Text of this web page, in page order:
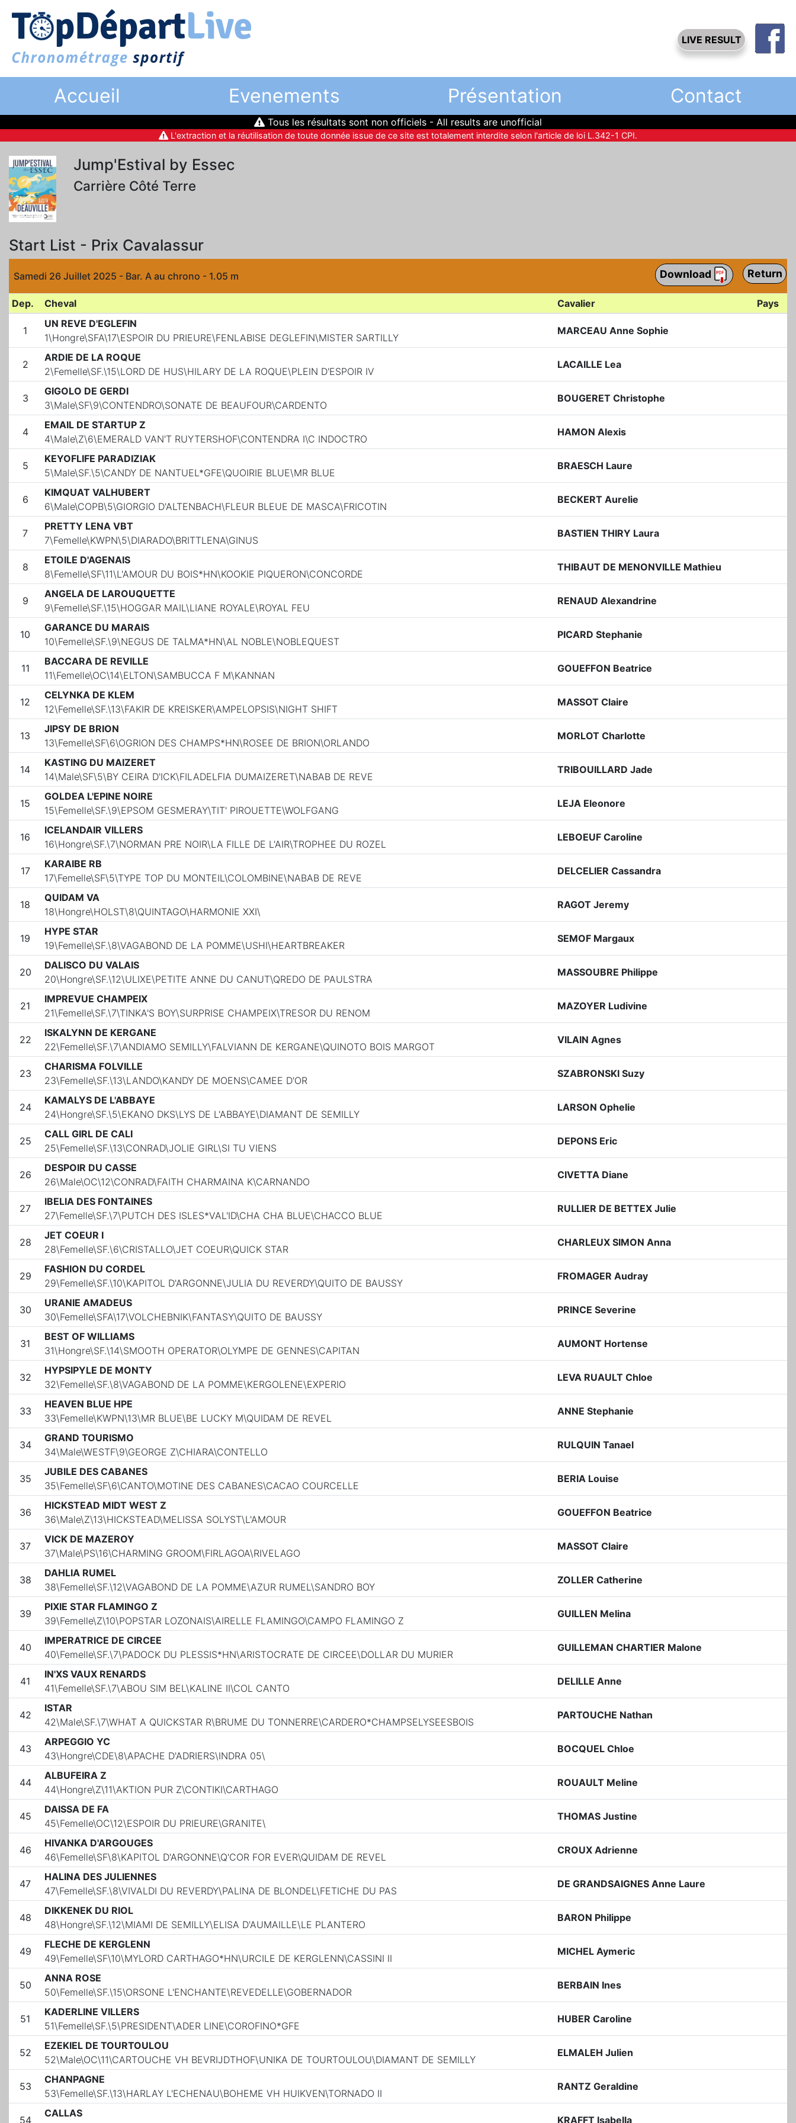
LIVE RESULT
Accueil Evenements Présentation Contact
Tous les résultats sont non officiels - All results are unofficial
L'extraction et la réutilisation de toute donnée issue de ce site est totalement interdite selon l'article de loi L.342-1 CPI.
Jump'Estival by Essec
Carrière Côté Terre
Start List - Prix Cavalassur
Samedi 26 Juillet 2025 - Bar. A au chrono - 1.05 m Download Return
Dep. Cheval Cavalier Pays
1
UN REVE D'EGLEFIN
1\Hongre\SFA\17\ESPOIR DU PRIEURE\FENLABISE DEGLEFIN\MISTER SARTILLY
MARCEAU Anne Sophie
2
ARDIE DE LA ROQUE
2\Femelle\SF.\15\LORD DE HUS\HILARY DE LA ROQUE\PLEIN D'ESPOIR IV
LACAILLE Lea
3
GIGOLO DE GERDI
3\Male\SF\9\CONTENDRO\SONATE DE BEAUFOUR\CARDENTO
BOUGERET Christophe
4
EMAIL DE STARTUP Z
4\Male\Z\6\EMERALD VAN'T RUYTERSHOF\CONTENDRA I\C INDOCTRO
HAMON Alexis
5
KEYOFLIFE PARADIZIAK
5\Male\SF.\5\CANDY DE NANTUEL*GFE\QUOIRIE BLUE\MR BLUE
BRAESCH Laure
6
KIMQUAT VALHUBERT
6\Male\COPB\5\GIORGIO D'ALTENBACH\FLEUR BLEUE DE MASCA\FRICOTIN
BECKERT Aurelie
7
PRETTY LENA VBT
7\Femelle\KWPN\5\DIARADO\BRITTLENA\GINUS
BASTIEN THIRY Laura
8
ETOILE D'AGENAIS
8\Femelle\SF\11\L'AMOUR DU BOIS*HN\KOOKIE PIQUERON\CONCORDE
THIBAUT DE MENONVILLE Mathieu
9
ANGELA DE LAROUQUETTE
9\Femelle\SF.\15\HOGGAR MAIL\LIANE ROYALE\ROYAL FEU
RENAUD Alexandrine
10
GARANCE DU MARAIS
10\Femelle\SF.\9\NEGUS DE TALMA*HN\AL NOBLE\NOBLEQUEST
PICARD Stephanie
11
BACCARA DE REVILLE
11\Femelle\OC\14\ELTON\SAMBUCCA F M\KANNAN
GOUEFFON Beatrice
12
CELYNKA DE KLEM
12\Femelle\SF.\13\FAKIR DE KREISKER\AMPELOPSIS\NIGHT SHIFT
MASSOT Claire
13
JIPSY DE BRION
13\Femelle\SF\6\OGRION DES CHAMPS*HN\ROSEE DE BRION\ORLANDO
MORLOT Charlotte
14
KASTING DU MAIZERET
14\Male\SF\5\BY CEIRA D'ICK\FILADELFIA DUMAIZERET\NABAB DE REVE
TRIBOUILLARD Jade
15
GOLDEA L'EPINE NOIRE
15\Femelle\SF.\9\EPSOM GESMERAY\TIT' PIROUETTE\WOLFGANG
LEJA Eleonore
16
ICELANDAIR VILLERS
16\Hongre\SF.\7\NORMAN PRE NOIR\LA FILLE DE L'AIR\TROPHEE DU ROZEL
LEBOEUF Caroline
17
KARAIBE RB
17\Femelle\SF\5\TYPE TOP DU MONTEIL\COLOMBINE\NABAB DE REVE
DELCELIER Cassandra
18
QUIDAM VA
18\Hongre\HOLST\8\QUINTAGO\HARMONIE XXI\
RAGOT Jeremy
19
HYPE STAR
19\Femelle\SF.\8\VAGABOND DE LA POMME\USHI\HEARTBREAKER
SEMOF Margaux
20
DALISCO DU VALAIS
20\Hongre\SF.\12\ULIXE\PETITE ANNE DU CANUT\QREDO DE PAULSTRA
MASSOUBRE Philippe
21
IMPREVUE CHAMPEIX
21\Femelle\SF.\7\TINKA'S BOY\SURPRISE CHAMPEIX\TRESOR DU RENOM
MAZOYER Ludivine
22
ISKALYNN DE KERGANE
22\Femelle\SF.\7\ANDIAMO SEMILLY\FALVIANN DE KERGANE\QUINOTO BOIS MARGOT
VILAIN Agnes
23
CHARISMA FOLVILLE
23\Femelle\SF.\13\LANDO\KANDY DE MOENS\CAMEE D'OR
SZABRONSKI Suzy
24
KAMALYS DE L'ABBAYE
24\Hongre\SF.\5\EKANO DKS\LYS DE L'ABBAYE\DIAMANT DE SEMILLY
LARSON Ophelie
25
CALL GIRL DE CALI
25\Femelle\SF.\13\CONRAD\JOLIE GIRL\SI TU VIENS
DEPONS Eric
26
DESPOIR DU CASSE
26\Male\OC\12\CONRAD\FAITH CHARMAINA K\CARNANDO
CIVETTA Diane
27
IBELIA DES FONTAINES
27\Femelle\SF.\7\PUTCH DES ISLES*VAL'ID\CHA CHA BLUE\CHACCO BLUE
RULLIER DE BETTEX Julie
28
JET COEUR I
28\Femelle\SF.\6\CRISTALLO\JET COEUR\QUICK STAR
CHARLEUX SIMON Anna
29
FASHION DU CORDEL
29\Femelle\SF.\10\KAPITOL D'ARGONNE\JULIA DU REVERDY\QUITO DE BAUSSY
FROMAGER Audray
30
URANIE AMADEUS
30\Femelle\SFA\17\VOLCHEBNIK\FANTASY\QUITO DE BAUSSY
PRINCE Severine
31
BEST OF WILLIAMS
31\Hongre\SF.\14\SMOOTH OPERATOR\OLYMPE DE GENNES\CAPITAN
AUMONT Hortense
32
HYPSIPYLE DE MONTY
32\Femelle\SF.\8\VAGABOND DE LA POMME\KERGOLENE\EXPERIO
LEVA RUAULT Chloe
33
HEAVEN BLUE HPE
33\Femelle\KWPN\13\MR BLUE\BE LUCKY M\QUIDAM DE REVEL
ANNE Stephanie
34
GRAND TOURISMO
34\Male\WESTF\9\GEORGE Z\CHIARA\CONTELLO
RULQUIN Tanael
35
JUBILE DES CABANES
35\Femelle\SF\6\CANTO\MOTINE DES CABANES\CACAO COURCELLE
BERIA Louise
36
HICKSTEAD MIDT WEST Z
36\Male\Z\13\HICKSTEAD\MELISSA SOLYST\L'AMOUR
GOUEFFON Beatrice
37
VICK DE MAZEROY
37\Male\PS\16\CHARMING GROOM\FIRLAGOA\RIVELAGO
MASSOT Claire
38
DAHLIA RUMEL
38\Femelle\SF.\12\VAGABOND DE LA POMME\AZUR RUMEL\SANDRO BOY
ZOLLER Catherine
39
PIXIE STAR FLAMINGO Z
39\Femelle\Z\10\POPSTAR LOZONAIS\AIRELLE FLAMINGO\CAMPO FLAMINGO Z
GUILLEN Melina
40
IMPERATRICE DE CIRCEE
40\Femelle\SF.\7\PADOCK DU PLESSIS*HN\ARISTOCRATE DE CIRCEE\DOLLAR DU MURIER
GUILLEMAN CHARTIER Malone
41
IN'XS VAUX RENARDS
41\Femelle\SF.\7\ABOU SIM BEL\KALINE II\COL CANTO
DELILLE Anne
42
ISTAR
42\Male\SF.\7\WHAT A QUICKSTAR R\BRUME DU TONNERRE\CARDERO*CHAMPSELYSEESBOIS
PARTOUCHE Nathan
43
ARPEGGIO YC
43\Hongre\CDE\8\APACHE D'ADRIERS\INDRA 05\
BOCQUEL Chloe
44
ALBUFEIRA Z
44\Hongre\Z\11\AKTION PUR Z\CONTIKI\CARTHAGO
ROUAULT Meline
45
DAISSA DE FA
45\Femelle\OC\12\ESPOIR DU PRIEURE\GRANITE\
THOMAS Justine
46
HIVANKA D'ARGOUGES
46\Femelle\SF\8\KAPITOL D'ARGONNE\Q'COR FOR EVER\QUIDAM DE REVEL
CROUX Adrienne
47
HALINA DES JULIENNES
47\Femelle\SF.\8\VIVALDI DU REVERDY\PALINA DE BLONDEL\FETICHE DU PAS
DE GRANDSAIGNES Anne Laure
48
DIKKENEK DU RIOL
48\Hongre\SF.\12\MIAMI DE SEMILLY\ELISA D'AUMAILLE\LE PLANTERO
BARON Philippe
49
FLECHE DE KERGLENN
49\Femelle\SF\10\MYLORD CARTHAGO*HN\URCILE DE KERGLENN\CASSINI II
MICHEL Aymeric
50
ANNA ROSE
50\Femelle\SF.\15\ORSONE L'ENCHANTE\REVEDELLE\GOBERNADOR
BERBAIN Ines
51
KADERLINE VILLERS
51\Femelle\SF.\5\PRESIDENT\ADER LINE\COROFINO*GFE
HUBER Caroline
52
EZEKIEL DE TOURTOULOU
52\Male\OC\11\CARTOUCHE VH BEVRIJDTHOF\UNIKA DE TOURTOULOU\DIAMANT DE SEMILLY
ELMALEH Julien
53
CHANPAGNE
53\Femelle\SF.\13\HARLAY L'ECHENAU\BOHEME VH HUIKVEN\TORNADO II
RANTZ Geraldine
54
CALLAS
KRAFFT Isabella